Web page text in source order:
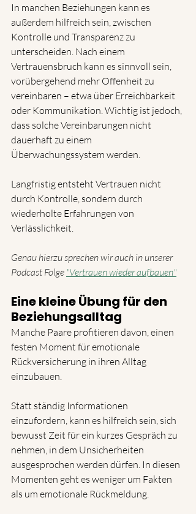
In manchen Beziehungen kann es
außerdem hilfreich sein, zwischen
Kontrolle und Transparenz zu
unterscheiden. Nach einem
Vertrauensbruch kann es sinnvoll sein,
vorübergehend mehr Offenheit zu
vereinbaren – etwa über Erreichbarkeit
oder Kommunikation. Wichtig ist jedoch,
dass solche Vereinbarungen nicht
dauerhaft zu einem
Überwachungssystem werden.
Langfristig entsteht Vertrauen nicht
durch Kontrolle, sondern durch
wiederholte Erfahrungen von
Verlässlichkeit.
Genau hierzu sprechen wir auch in unserer
Podcast Folge "Vertrauen wieder aufbauen"
Eine kleine Übung für den
Beziehungsalltag
Manche Paare profitieren davon, einen
festen Moment für emotionale
Rückversicherung in ihren Alltag
einzubauen.
Statt ständig Informationen
einzufordern, kann es hilfreich sein, sich
bewusst Zeit für ein kurzes Gespräch zu
nehmen, in dem Unsicherheiten
ausgesprochen werden dürfen. In diesen
Momenten geht es weniger um Fakten
als um emotionale Rückmeldung.